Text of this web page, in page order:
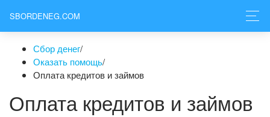
SBORDENEG.COM
Сбор денег/
Оказать помощь/
Оплата кредитов и займов
Оплата кредитов и займов